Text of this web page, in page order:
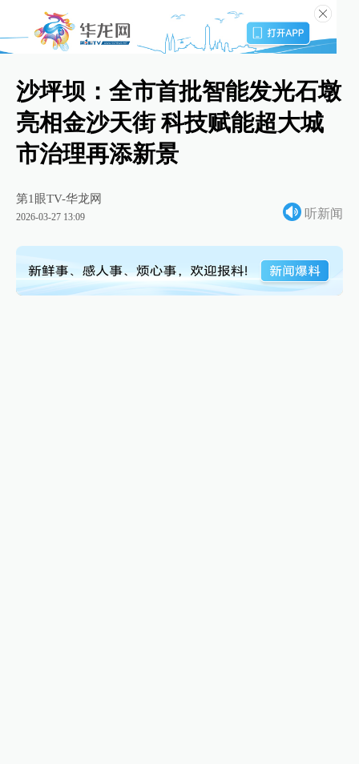
沙坪坝：全市首批智能发光石墩
亮相金沙天街 科技赋能超大城
市治理再添新景
第1眼TV-华龙网
2026-03-27 13:09 听新闻